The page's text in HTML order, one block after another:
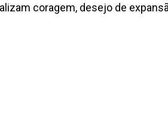
coragem, desejo de